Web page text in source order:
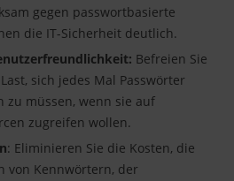
gegen passwortbasierte
die IT-Sicherheit deutlich.
Befreien Sie
sich jedes Mal Passwörter
zu müssen, wenn sie auf
zugreifen wollen.
: Eliminieren Sie die Kosten, die
von Kennwörtern, der